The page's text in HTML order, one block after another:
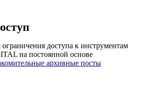
доступа к инструментам
на постоянной основе
архивные посты